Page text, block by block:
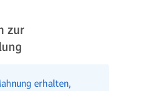
zur
erhalten,